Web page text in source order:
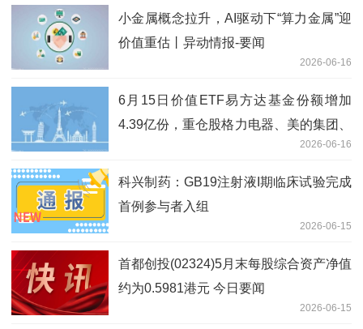
小金属概念拉升，AI驱动下“算力金属”迎
价值重估丨异动情报-要闻
2026-06-16
6月15日价值ETF易方达基金份额增加
4.39亿份，重仓股格力电器、美的集团、
2026-06-16
科兴制药：GB19注射液I期临床试验完成
首例参与者入组
2026-06-15
首都创投(02324)5月末每股综合资产净值
约为0.5981港元 今日要闻
2026-06-15